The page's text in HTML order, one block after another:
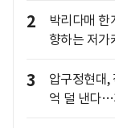
2
박리다매
향하는 저가
3
압구정현대,
억 덜 낸다…